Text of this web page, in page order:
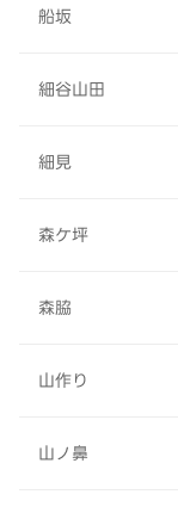
船坂
細谷山田
細見
森ケ坪
森脇
山作り
山ノ鼻